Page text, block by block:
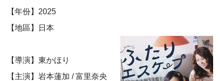
【年份】2025
【地區】日本
【導演】東かほり
【主演】岩本蓮加 / 富里奈央